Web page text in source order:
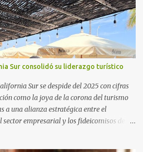
Sur consolidó su liderazgo turístico
Sur se despide del 2025 con cifras
como la joya de la corona del turismo
a una alianza estratégica entre el
sector empresarial y los fideicomisos de